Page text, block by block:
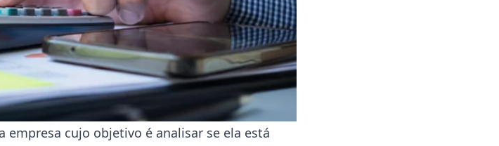
cujo objetivo é analisar se ela está